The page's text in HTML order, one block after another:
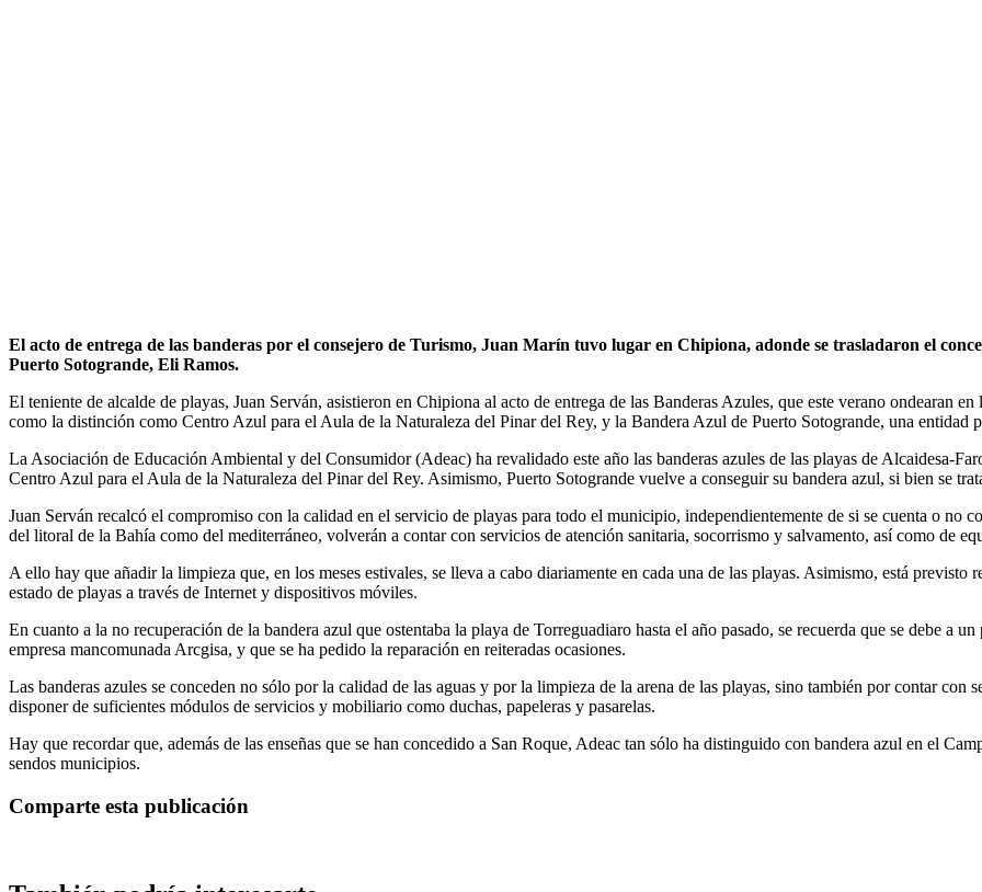
El acto de entrega de las banderas por el consejero de Turismo, Juan Marín tuvo lugar en Chipiona, adonde se trasladaron el
Puerto Sotogrande, Eli Ramos.
El teniente de alcalde de playas, Juan Serván, asistieron en Chipiona al acto de entrega de las Banderas Azules, que este verano ondearan
como la distinción como Centro Azul para el Aula de la Naturaleza del Pinar del Rey, y la Bandera Azul de Puerto Sotogrande, una entidad
La Asociación de Educación Ambiental y del Consumidor (Adeac) ha revalidado este año las banderas azules de las playas de Alcaidesa-
Centro Azul para el Aula de la Naturaleza del Pinar del Rey. Asimismo, Puerto Sotogrande vuelve a conseguir su bandera azul, si bien se
Juan Serván recalcó el compromiso con la calidad en el servicio de playas para todo el municipio, independientemente de si se cuenta o no
del litoral de la Bahía como del mediterráneo, volverán a contar con servicios de atención sanitaria, socorrismo y salvamento, así como de
A ello hay que añadir la limpieza que, en los meses estivales, se lleva a cabo diariamente en cada una de las playas. Asimismo, está
estado de playas a través de Internet y dispositivos móviles.
En cuanto a la no recuperación de la bandera azul que ostentaba la playa de Torreguadiaro hasta el año pasado, se recuerda que se debe a
empresa mancomunada Arcgisa, y que se ha pedido la reparación en reiteradas ocasiones.
Las banderas azules se conceden no sólo por la calidad de las aguas y por la limpieza de la arena de las playas, sino también por contar
disponer de suficientes módulos de servicios y mobiliario como duchas, papeleras y pasarelas.
Hay que recordar que, además de las enseñas que se han concedido a San Roque, Adeac tan sólo ha distinguido con bandera azul en el
sendos municipios.
Comparte esta publicación